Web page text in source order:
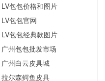
LV包包价格和图片
LV包包官网
LV包包经典款图片
广州包包批发市场
广州白云皮具城
拉尔森鳄鱼皮具